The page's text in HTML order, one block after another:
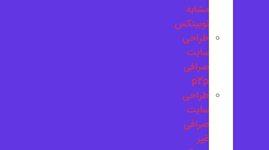
مشابه
نوبیتکس
طراحی
سایت
صرافی
p2p
طراحی
سایت
صرافی
غیر